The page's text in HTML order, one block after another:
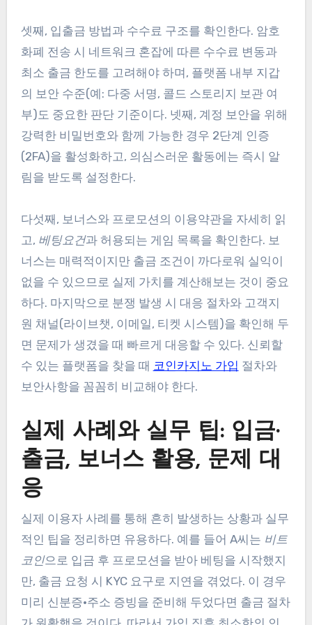
셋째, 입출금 방법과 수수료 구조를 확인한다. 암호
화폐 전송 시 네트워크 혼잡에 따른 수수료 변동과
최소 출금 한도를 고려해야 하며, 플랫폼 내부 지갑
의 보안 수준(예: 다중 서명, 콜드 스토리지 보관 여
부)도 중요한 판단 기준이다. 넷째, 계정 보안을 위해
강력한 비밀번호와 함께 가능한 경우 2단계 인증
(2FA)을 활성화하고, 의심스러운 활동에는 즉시 알
림을 받도록 설정한다.
다섯째, 보너스와 프로모션의 이용약관을 자세히 읽
고, 베팅요건과 허용되는 게임 목록을 확인한다. 보
너스는 매력적이지만 출금 조건이 까다로워 실익이
없을 수 있으므로 실제 가치를 계산해보는 것이 중요
하다. 마지막으로 분쟁 발생 시 대응 절차와 고객지
원 채널(라이브챗, 이메일, 티켓 시스템)을 확인해 두
면 문제가 생겼을 때 빠르게 대응할 수 있다. 신뢰할
수 있는 플랫폼을 찾을 때 코인카지노 가입 절차와
보안사항을 꼼꼼히 비교해야 한다.
실제 사례와 실무 팁: 입금·
출금, 보너스 활용, 문제 대
응
실제 이용자 사례를 통해 흔히 발생하는 상황과 실무
적인 팁을 정리하면 유용하다. 예를 들어 A씨는 비트
코인으로 입금 후 프로모션을 받아 베팅을 시작했지
만, 출금 요청 시 KYC 요구로 지연을 겪었다. 이 경우
미리 신분증·주소 증빙을 준비해 두었다면 출금 절차